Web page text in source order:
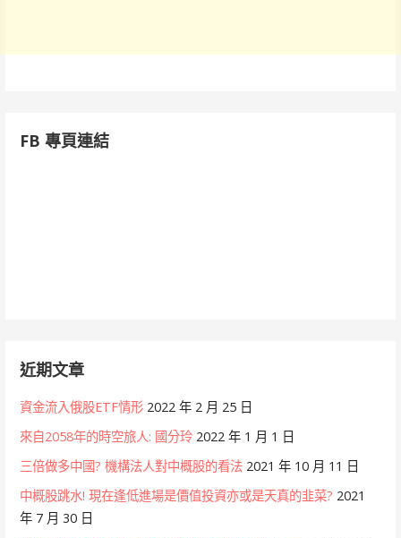
FB 專頁連結
近期文章
資金流入俄股ETF情形 2022 年 2 月 25 日
來自2058年的時空旅人: 國分玲 2022 年 1 月 1 日
三倍做多中國? 機構法人對中概股的看法 2021 年 10 月 11 日
中概股跳水! 現在逢低進場是價值投資亦或是天真的韭菜? 2021
年 7 月 30 日